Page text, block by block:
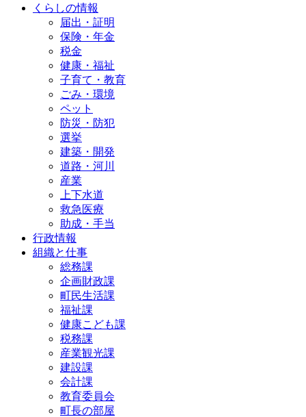
くらしの情報
届出・証明
保険・年金
税金
健康・福祉
子育て・教育
ごみ・環境
ペット
防災・防犯
選挙
建築・開発
道路・河川
産業
上下水道
救急医療
助成・手当
行政情報
組織と仕事
総務課
企画財政課
町民生活課
福祉課
健康こども課
税務課
産業観光課
建設課
会計課
教育委員会
町長の部屋